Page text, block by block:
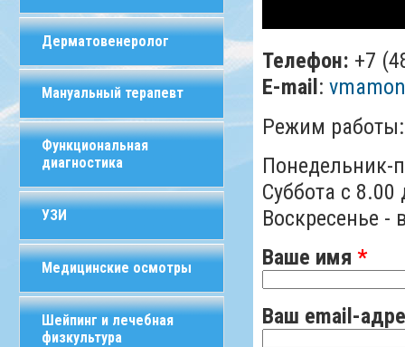
Дерматовенеролог
Мануальный терапевт
Функциональная
диагностика
УЗИ
Медицинские осмотры
Шейпинг и лечебная
физкультура
Телефон: +7
E-mail:
Режим работы:
Понедельник-
Суббота с 8.00
Воскресенье -
Ваше имя *
Ваш email-